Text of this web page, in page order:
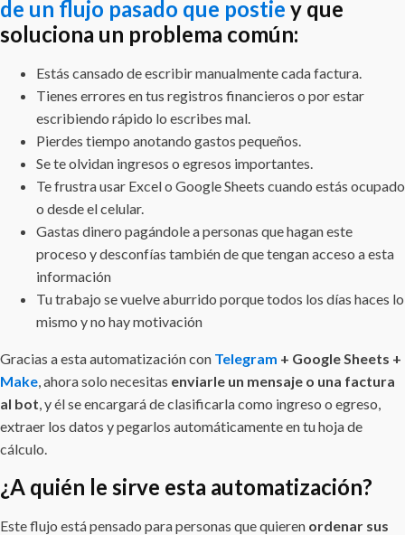
de un flujo pasado que postie y que
soluciona un problema común:
Estás cansado de escribir manualmente cada factura.
Tienes errores en tus registros financieros o por estar
escribiendo rápido lo escribes mal.
Pierdes tiempo anotando gastos pequeños.
Se te olvidan ingresos o egresos importantes.
Te frustra usar Excel o Google Sheets cuando estás ocupado
o desde el celular.
Gastas dinero pagándole a personas que hagan este
proceso y desconfías también de que tengan acceso a esta
información
Tu trabajo se vuelve aburrido porque todos los días haces lo
mismo y no hay motivación
Gracias a esta automatización con Telegram + Google Sheets +
Make, ahora solo necesitas enviarle un mensaje o una factura
al bot, y él se encargará de clasificarla como ingreso o egreso,
extraer los datos y pegarlos automáticamente en tu hoja de
cálculo.
¿A quién le sirve esta automatización?
Este flujo está pensado para personas que quieren ordenar sus